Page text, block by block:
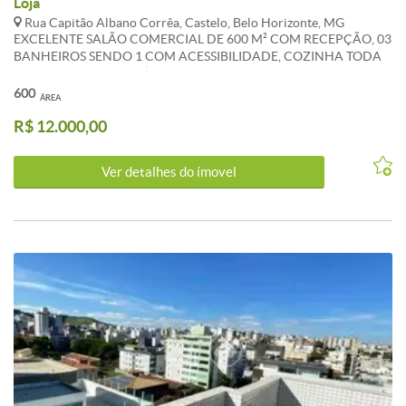
Rua Capitão Albano Corrêa, Castelo, Belo Horizonte, MG
EXCELENTE SALÃO COMERCIAL DE 600 M² COM RECEPÇÃO, 03
BANHEIROS SENDO 1 COM ACESSIBILIDADE, COZINHA TODA
BLINDEX, ÓTIMA LOCALIZAÇÃO PRÓXIMO A AVENIDA DOS
MAR. *OS VALORES ANUNCIADOS DE CONDOMÍNIO E IPTU
31 98386 7630
ÁREA
600
R$ 12.000,00
Ver detalhes do ímovel